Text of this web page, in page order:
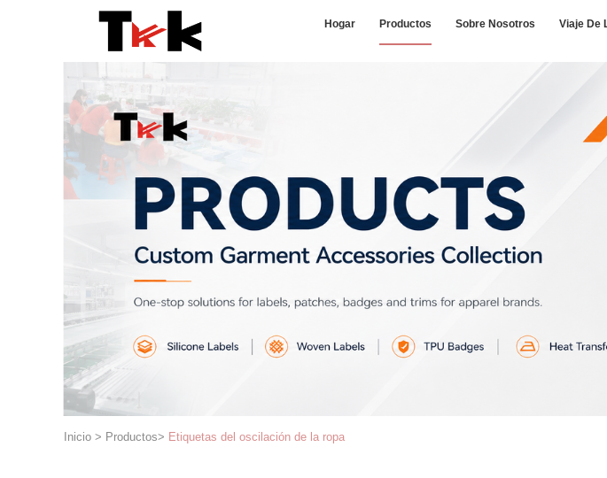
Hogar Productos Sobre Nosotros Viaje De
Inicio > Productos> Etiquetas del oscilación de la ropa